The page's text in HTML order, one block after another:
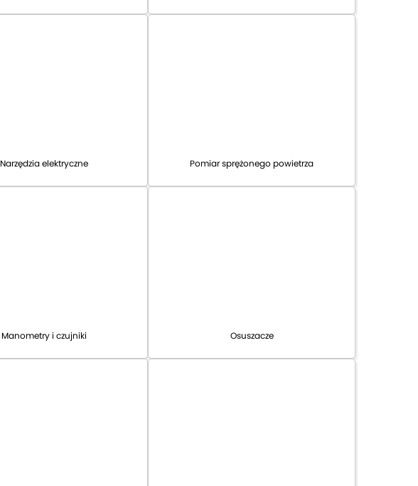
Narzędzia elektryczne Pomiar sprężonego powietrza
Manometry i czujniki Osuszacze